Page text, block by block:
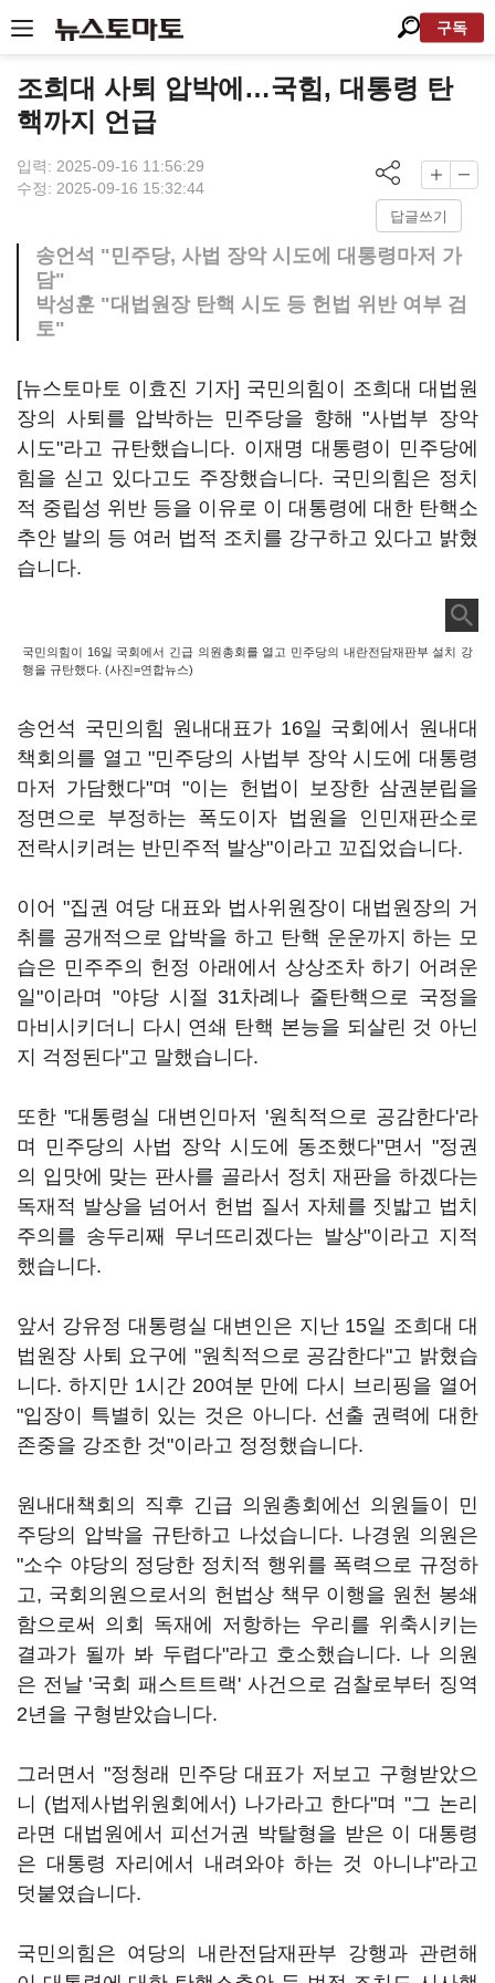
구독
조희대 사퇴 압박에…국힘, 대통령 탄
핵까지 언급
입력: 2025-09-16 11:56:29
수정: 2025-09-16 15:32:44
답글쓰기
송언석 "민주당, 사법 장악 시도에 대통령마저 가
담"
박성훈 "대법원장 탄핵 시도 등 헌법 위반 여부 검
토"
[뉴스토마토 이효진 기자] 국민의힘이 조희대 대법원
장의 사퇴를 압박하는 민주당을 향해 "사법부 장악
시도"라고 규탄했습니다. 이재명 대통령이 민주당에
힘을 싣고 있다고도 주장했습니다. 국민의힘은 정치
적 중립성 위반 등을 이유로 이 대통령에 대한 탄핵소
추안 발의 등 여러 법적 조치를 강구하고 있다고 밝혔
습니다.
국민의힘이 16일 국회에서 긴급 의원총회를 열고 민주당의 내란전담재판부 설치 강
행을 규탄했다. (사진=연합뉴스)
송언석 국민의힘 원내대표가 16일 국회에서 원내대
책회의를 열고 "민주당의 사법부 장악 시도에 대통령
마저 가담했다"며 "이는 헌법이 보장한 삼권분립을
정면으로 부정하는 폭도이자 법원을 인민재판소로
전락시키려는 반민주적 발상"이라고 꼬집었습니다.
이어 "집권 여당 대표와 법사위원장이 대법원장의 거
취를 공개적으로 압박을 하고 탄핵 운운까지 하는 모
습은 민주주의 헌정 아래에서 상상조차 하기 어려운
일"이라며 "야당 시절 31차례나 줄탄핵으로 국정을
마비시키더니 다시 연쇄 탄핵 본능을 되살린 것 아닌
지 걱정된다"고 말했습니다.
또한 "대통령실 대변인마저 '원칙적으로 공감한다'라
며 민주당의 사법 장악 시도에 동조했다"면서 "정권
의 입맛에 맞는 판사를 골라서 정치 재판을 하겠다는
독재적 발상을 넘어서 헌법 질서 자체를 짓밟고 법치
주의를 송두리째 무너뜨리겠다는 발상"이라고 지적
했습니다.
앞서 강유정 대통령실 대변인은 지난 15일 조희대 대
법원장 사퇴 요구에 "원칙적으로 공감한다"고 밝혔습
니다. 하지만 1시간 20여분 만에 다시 브리핑을 열어
"입장이 특별히 있는 것은 아니다. 선출 권력에 대한
존중을 강조한 것"이라고 정정했습니다.
원내대책회의 직후 긴급 의원총회에선 의원들이 민
주당의 압박을 규탄하고 나섰습니다. 나경원 의원은
"소수 야당의 정당한 정치적 행위를 폭력으로 규정하
고, 국회의원으로서의 헌법상 책무 이행을 원천 봉쇄
함으로써 의회 독재에 저항하는 우리를 위축시키는
결과가 될까 봐 두렵다"라고 호소했습니다. 나 의원
은 전날 '국회 패스트트랙' 사건으로 검찰로부터 징역
2년을 구형받았습니다.
그러면서 "정청래 민주당 대표가 저보고 구형받았으
니 (법제사법위원회에서) 나가라고 한다"며 "그 논리
라면 대법원에서 피선거권 박탈형을 받은 이 대통령
은 대통령 자리에서 내려와야 하는 것 아니냐"라고
덧붙였습니다.
국민의힘은 여당의 내란전담재판부 강행과 관련해